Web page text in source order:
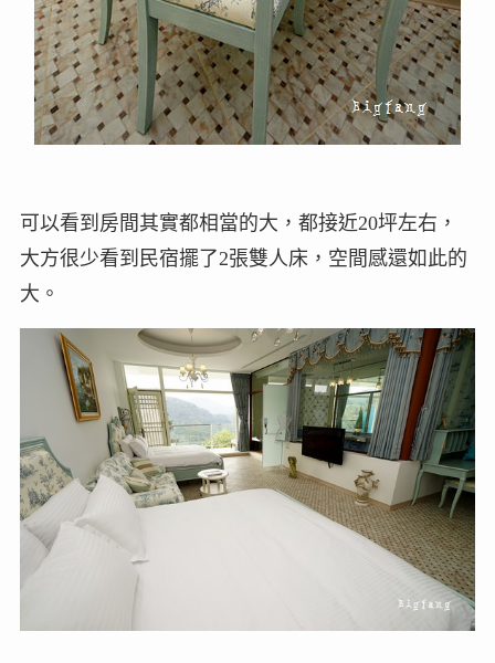
可以看到房間其實都相當的大，都接近20坪左右，
大方很少看到民宿擺了2張雙人床，空間感還如此的
大。